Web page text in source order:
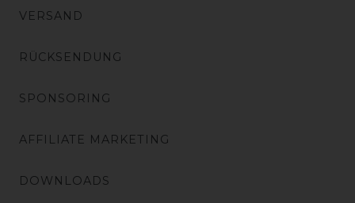
VERSAND
RÜCKSENDUNG
SPONSORING
AFFILIATE MARKETING
DOWNLOADS